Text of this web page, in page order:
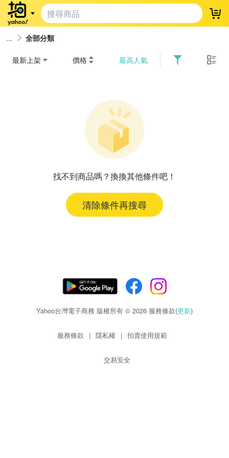
登
全部分類
最新上架 價格 最高人氣
找不到商品嗎？換換其他條件吧！
清除條件再搜尋
Yahoo台灣電子商務 版權所有 © 2026 服務條款(更新)
服務條款 | 隱私權 | 拍賣使用規範
交易安全